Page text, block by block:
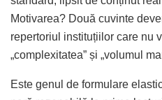
Motivarea? Două cuvinte
repertoriul instituțiilor care nu
„complexitatea” și „volumul
Este genul de formulare